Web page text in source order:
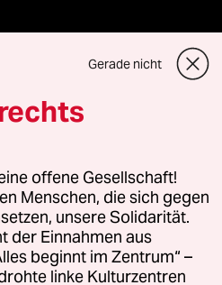
GmbH
Fragen oder für Genehmigungen
Kommune-Richtlinien
Gerade nicht
offene Gesellschaft!
Menschen, die sich gegen
unsere Solidarität.
der Einnahmen aus
beginnt im Zentrum“ –
linke Kulturzentren